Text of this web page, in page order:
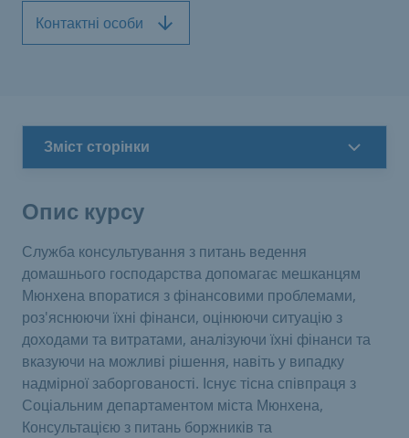
Контактні особи
Зміст сторінки
Опис курсу
Служба консультування з питань ведення
домашнього господарства допомагає мешканцям
Мюнхена впоратися з фінансовими проблемами,
роз'яснюючи їхні фінанси, оцінюючи ситуацію з
доходами та витратами, аналізуючи їхні фінанси та
вказуючи на можливі рішення, навіть у випадку
надмірної заборгованості. Існує тісна співпраця з
Соціальним департаментом міста Мюнхена,
Консультацією з питань боржників та